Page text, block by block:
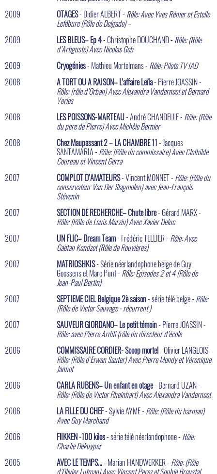
2009
OTAGES- Didier ALBERT - Rôle: Avec Yves Rénier et Estelle
Lefébure (Rôle de Delgado) –
2009
LES BLEUS– Ep 4- Christophe DOUCHAND - Rôle: (Rôle
d’Artiguste) Avec Nicolas Gob
2009
Cryogénies- Mathieu Mortelmans - Rôle: Pilote TV IAD
2008
A TORT OU A RAISON– L’affaire Leïla- Pierre JOASSIN -
Rôle: (rôle d’Orban) Avec Alexandra Vandernoot et Bernard
Yerlès
2008
LES POISSONS-MARTEAU- André CHANDELLE - Rôle: (Rôle
du père de Pierre) Avec Michèle Bernier
2008
Chez Maupassant 2 – LA CHAMBRE 11- Jacques
SANTAMARIA - Rôle: (Rôle du commissaire) Avec Clothilde
Coureau et Vincent Gerra
2007
COMPLOT D’AMATEURS- Vincent MONNET - Rôle: (Rôle du
conservateur Van Der Slagmolen) avec Jean-François
Stévenin
2007
SECTION DE RECHERCHE– Chute libre- Gérard MARX -
Rôle: (Rôle de Louis Marzin) Avec Xavier Deluc
2007
UN FLIC– Dream Team- Frédéric TELLIER - Rôle: Avec
Gaëtan Kondzot (Rôle de Rouvières)
2007
MATRIOSHKIS- Série néerlandophone belge de Guy
Goossens et Marc Punt - Rôle: Episodes 2 et 4 (Rôle de
Jean-Paul Bertin)
2007
SEPTIEME CIEL Belgique 2è saison- série télé belge - Rôle:
(Rôle de Victor Sauvage - récurrent )
2007
SAUVEUR GIORDANO– Le petit témoin- Pierre JOASSIN -
Rôle: avec Pierre Arditi (rôle du directeur d’école
2006
COMMISSAIRE CORDIER- Scoop mortel- Olivier LANGLOIS -
Rôle: (Rôle d’Erwan Sauter) Avec Pierre Mondy et Véronique
Jannot
2006
CARLA RUBENS– Un enfant en otage- Bernard UZAN -
Rôle: (Rôle de Victor Rheinhart) Avec Alexandra Vandernoot
2006
LA FILLE DU CHEF- Sylvie AYME - Rôle: (Rôle du barman)
Avec Guy Marchand
2006
FlIKKEN -100 kilos- série télé néerlandophone - Rôle:
Charlie Dekuyper
2005
AVEC LE TEMPS...- Marian HANDWERKER - Rôle: (Rôle